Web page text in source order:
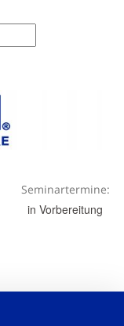
Seminartermine:
in Vorbereitung